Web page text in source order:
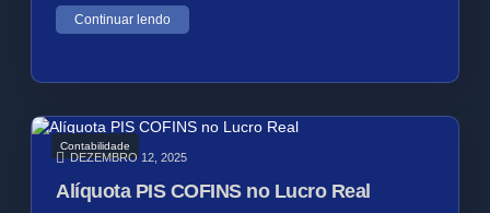
Continuar lendo
Contabilidade
DEZEMBRO 12, 2025
Alíquota PIS COFINS no Lucro Real